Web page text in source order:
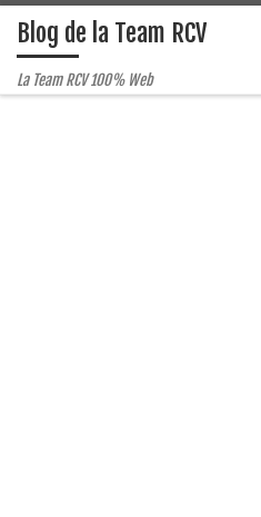
Passer au contenu
Blog de la Team RCV
La Team RCV 100% Web